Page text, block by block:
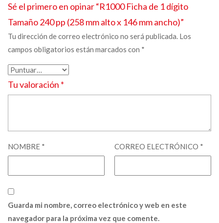
Sé el primero en opinar “R1000Ficha de 1 dígito
Tamaño240 pp (258 mm alto x 146 mm ancho)”
Tu dirección de correo electrónico no será publicada. Los
campos obligatorios están marcados con *
Tu valoración *
NOMBRE * CORREO ELECTRÓNICO *
Guarda mi nombre, correo electrónico y web en este
navegador para la próxima vez que comente.